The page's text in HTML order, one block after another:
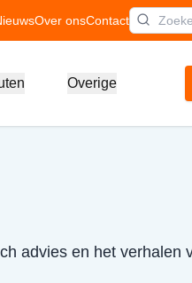
Over onsContact
Overige
advies en het verhalen